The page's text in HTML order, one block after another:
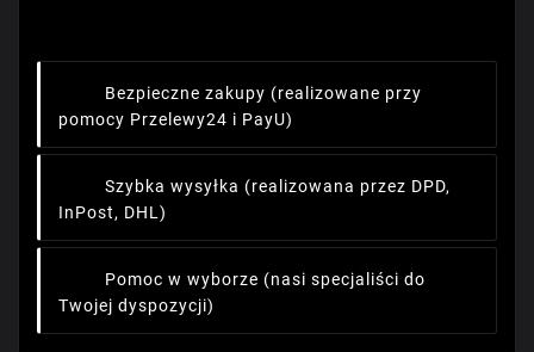
Bezpieczne zakupy (realizowane przy
pomocy Przelewy24 i PayU)
Szybka wysyłka (realizowana przez DPD,
InPost, DHL)
Pomoc w wyborze (nasi specjaliści do
Twojej dyspozycji)